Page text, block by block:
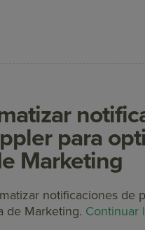
para
Marketing
notificaciones de
de Marketing. Continuar